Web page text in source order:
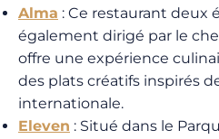
Alma : Ce restaurant deux
également dirigé par le
offre une expérience
des plats créatifs inspirés
internationale.
Eleven : Situé dans le